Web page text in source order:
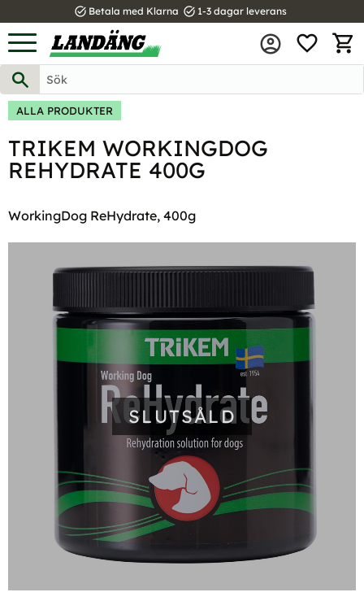
Meny
task_alt Betala med Klarna task_alt 1-3 dagar leverans
ALLA PRODUKTER
TRIKEM WORKINGDOG
REHYDRATE 400G
WorkingDog ReHydrate, 400g
SLUTSÅLD